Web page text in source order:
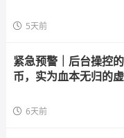
5天前
紧急预警｜后台操控
币，实为血本无归的虚
6天前